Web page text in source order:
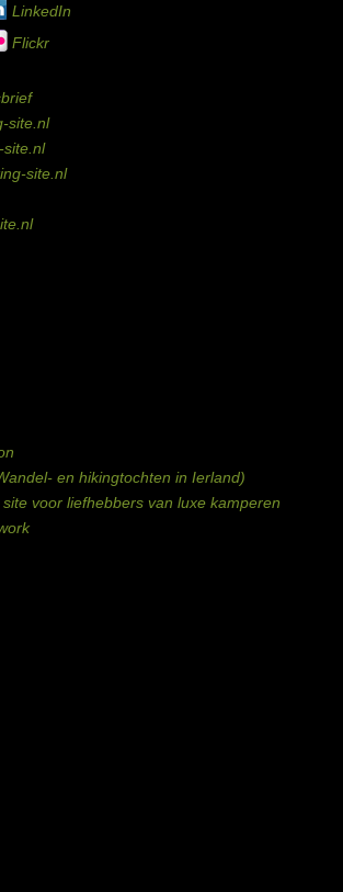
LinkedIn
Flickr
site.nl
site.nl
site.nl
en hikingtochten in Ierland)
voor liefhebbers van luxe kamperen